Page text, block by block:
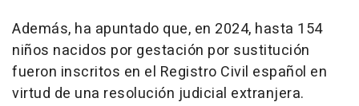
Además, ha apuntado que, en 2024, hasta 154
niños nacidos por gestación por sustitución
fueron inscritos en el Registro Civil español en
virtud de una resolución judicial extranjera.